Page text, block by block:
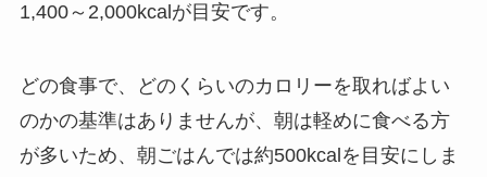
1,400～2,000kcalが目安です。
どの食事で、どのくらいのカロリーを取ればよい
のかの基準はありませんが、朝は軽めに食べる方
が多いため、朝ごはんでは約500kcalを目安にしま